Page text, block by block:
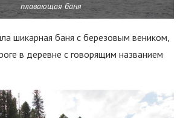
плавающая баня
шикарная баня с березовым веником,
в деревне с говорящим названием